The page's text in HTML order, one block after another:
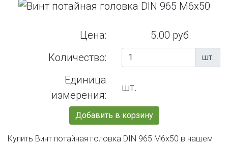
Цена:
5.00 руб.
Количество:
шт.
Единица
измерения:
шт.
Добавить в корзину
Купить Винт потайная головка DIN 965 М6х50 в нашем